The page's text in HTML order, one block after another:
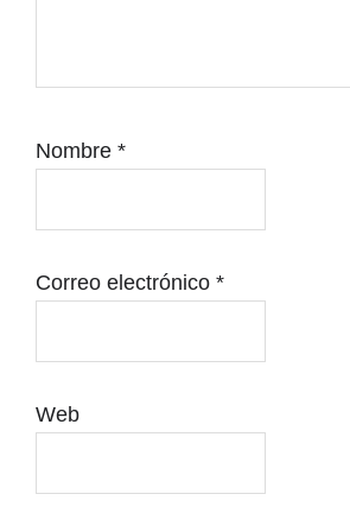
Nombre *
Correo electrónico *
Web